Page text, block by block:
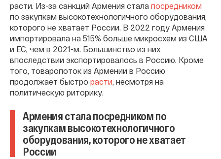
расти. Из-за санкций Армения стала посредником
по закупкам высокотехнологичного оборудования,
которого не хватает России. В 2022 году Армения
импортировала на 515% больше микросхем из США
и ЕС, чем в 2021-м. Большинство из них
впоследствии экспортировалось в Россию. Кроме
того, товаропоток из Армении в Россию
продолжает быстро расти, несмотря на
политическую риторику.
Армения стала посредником по
закупкам высокотехнологичного
оборудования, которого не хватает
России